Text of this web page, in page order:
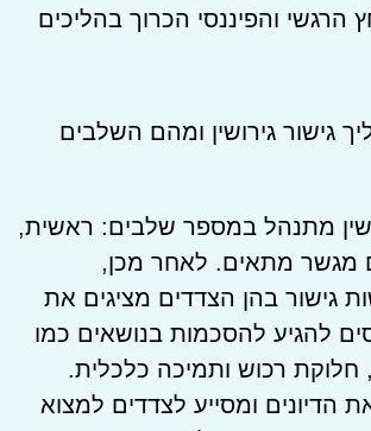
הרגשי והפיננסי הכרוך בהליכים
גישור גירושין ומהם השלבים
מתנהל במספר שלבים: ראשית,
מגשר מתאים. לאחר מכן,
גישור בהן הצדדים מציגים את
להגיע להסכמות בנושאים כמו
חלוקת רכוש ותמיכה כלכלית.
הדיונים ומסייע לצדדים למצוא